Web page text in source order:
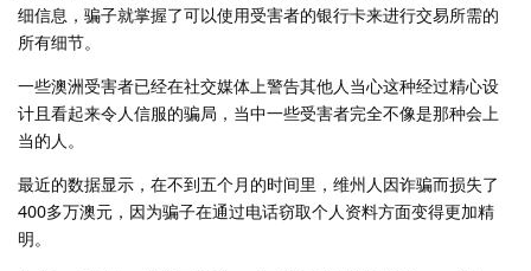
细信息，骗子就掌握了可以使用受害者的银行卡来进行交易所需的
所有细节。
一些澳洲受害者已经在社交媒体上警告其他人当心这种经过精心设
计且看起来令人信服的骗局，当中一些受害者完全不像是那种会上
当的人。
最近的数据显示，在不到五个月的时间里，维州人因诈骗而损失了
400多万澳元，因为骗子在通过电话窃取个人资料方面变得更加精
明。